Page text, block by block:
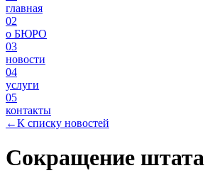
главная
02
о БЮРО
03
новости
04
услуги
05
контакты
←К списку новостей
Сокращение штата